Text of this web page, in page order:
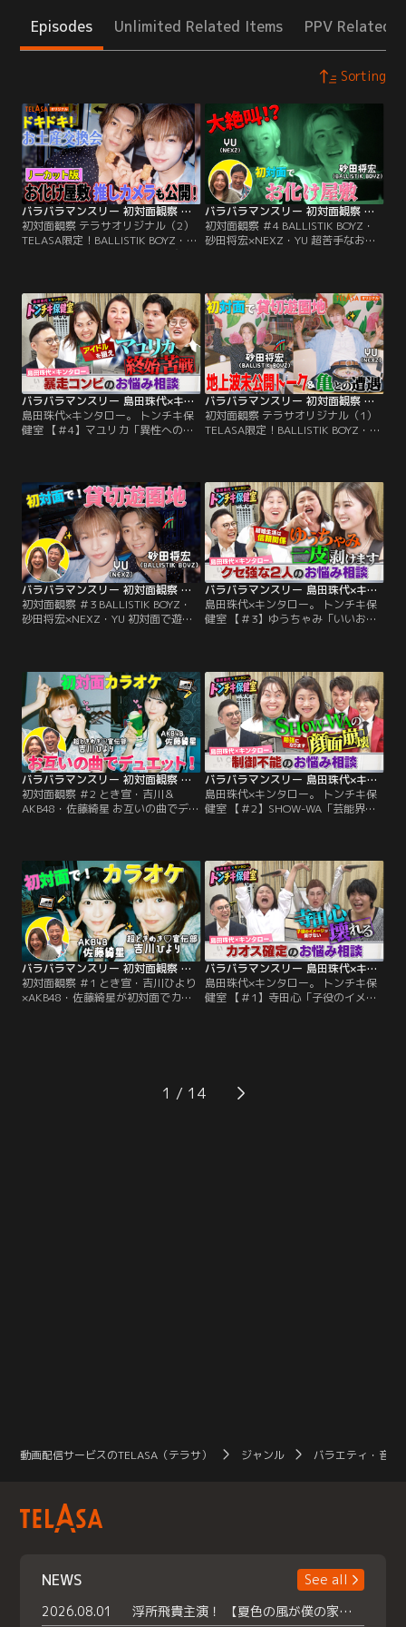
Episodes Unlimited Related Items PPV Related
Sorting
バラバラマンスリー 初対面観察 テラサオリジナル（2） TELASA限定！BALLISTIK BOYZ・砂田×NEXZ・YU ドキドキお土産交換会＆お化け屋敷推しカメラ！
初対面観察 テラサオリジナル（2）
TELASA限定！BALLISTIK BOYZ・砂
が、アイドルやアーティストの初対
面を覗き見しておしゃべりする観察
系リアリティーショー「初対面観
察」！
バラバラマンスリー 初対面観察 ＃4 BALLISTIK BOYZ・砂田将宏×NEXZ・YU 超苦手なお化け屋敷で大絶叫！
初対面観察 ＃4 BALLISTIK BOYZ・
砂田将宏×NEXZ・YU 超苦手なお化
しておしゃべりする「観察系リアリ
ティーショー」！今回は、
BALLISTIK BOYZ・砂田将宏
×NEXZ・YUが「貸し切りの遊園
地」で初対面する後編！
バラバラマンスリー 島田珠代×キンタロー。 トンチキ保健室 【＃4】マユリカ「異性へのアピール方法」
島田珠代×キンタロー。 トンチキ保
健室 【＃4】マユリカ「異性へのア
に、波乱万丈な人生経験を積み重ね
てきた島田珠代とキンタロー。…そ
んな2人が保健室の先生に扮して、
ゲストのお悩みに真剣に向き合い本
音でアドバイス。
バラバラマンスリー 初対面観察 テラサオリジナル（1） TELASA限定！BALLISTIK BOYZ・砂田×NEXZ・YU 遊園地で初対面！未公開トーク＆亀との遭遇
初対面観察 テラサオリジナル（1）
TELASA限定！BALLISTIK BOYZ・砂
アイドルやアーティストの初対面を
覗き見しておしゃべりする観察系リ
アリティーショー「初対面観察」！
今回は、BALLISTIK BOYZ・砂田将
宏×NEXZ・YUが…。
バラバラマンスリー 初対面観察 ＃3 BALLISTIK BOYZ・砂田将宏×NEXZ・YU 初対面で遊園地！
初対面観察 ＃3 BALLISTIK BOYZ・
砂田将宏×NEXZ・YU 初対面で遊園
りする「観察系リアリティーショ
ー」！今回は、BALLISTIK BOYZ・
砂田将宏×NEXZ・YUが「貸し切り
の遊園地」で初対面！ティーカップ
で見つめ合ったり…。
バラバラマンスリー 島田珠代×キンタロー。 トンチキ保健室 【＃3】ゆうちゃみ「いいお嫁さんになれるか心配」
島田珠代×キンタロー。 トンチキ保
健室 【＃3】ゆうちゃみ「いいお嫁
とは裏腹に、波乱万丈な人生経験を
積み重ねてきた島田珠代とキンタロ
ー。…そんな2人が保健室の先生に
扮して、ゲストのお悩みに真剣に向
き合い本音でアドバイス。
バラバラマンスリー 初対面観察 ＃2 とき宣・吉川＆AKB48・佐藤綺星 お互いの曲でデュエット！最終ミッション挑戦クリアなるか！？
初対面観察 ＃2 とき宣・吉川＆
AKB48・佐藤綺星 お互いの曲でデュ
対面を覗き見しておしゃべりする
「観察系リアリティーショー」！今
回は、超ときめき宣伝部・吉川ひよ
りと、AKB48・佐藤綺星が「カラオ
ケボックス」で初対面する後編！
バラバラマンスリー 島田珠代×キンタロー。 トンチキ保健室 【＃2】SHOW-WA「芸能界で生き残れるか不安」
島田珠代×キンタロー。 トンチキ保
健室 【＃2】SHOW-WA「芸能界で
は裏腹に、波乱万丈な人生経験を積
み重ねてきた島田珠代とキンタロ
ー。…そんな2人が保健室の先生に
扮して、ゲストのお悩みに真剣に向
き合い本音でアドバイス。
バラバラマンスリー 初対面観察 ＃1 とき宣・吉川ひより×AKB48・佐藤綺星が初対面でカラオケ！
初対面観察 ＃1 とき宣・吉川ひより
×AKB48・佐藤綺星が初対面でカラ
AKB48・佐藤綺星が「カラオケボッ
バラバラマンスリー 島田珠代×キンタロー。 トンチキ保健室 【＃1】寺田心「子役のイメージを払拭したい」
島田珠代×キンタロー。 トンチキ保
健室 【＃1】寺田心「子役のイメー
…そんな2人が保健室の先生に扮し
て、ゲストのお悩みに真剣に向き合
1
動画配信サービスのTELASA（テラサ） ジャンル バラエティ・音楽
NEWS
See all
2026.08.01
浮所飛貴主演！ 【夏色の風が僕の家にやってきた】 本日よりテラサで独占配信スタート！